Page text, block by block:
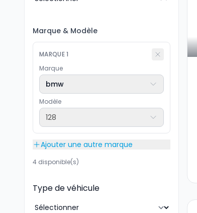
Marque & Modèle
MARQUE1
Marque
bmw
Modèle
128
Ajouter une autre marque
4 disponible(s)
Type de véhicule